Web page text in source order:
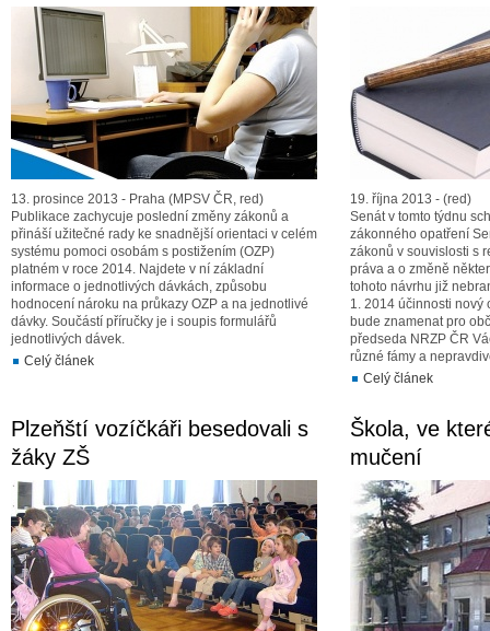
13. prosince 2013 - Praha (MPSV ČR, red)
Publikace zachycuje poslední změny zákonů a
přináší užitečné rady ke snadnější orientaci v celém
systému pomoci osobám s postižením (OZP)
platném v roce 2014. Najdete v ní základní
informace o jednotlivých dávkách, způsobu
hodnocení nároku na průkazy OZP a na jednotlivé
dávky. Součástí příručky je i soupis formulářů
jednotlivých dávek.
Celý článek
19. října 2013 - (red)
Senát v tomto týdnu
zákonného opatření
zákonů v souvislosti s
práva a o změně
tohoto návrhu již
1. 2014 účinnosti nový
bude znamenat pro
předseda NRZP ČR
různé fámy a
Celý článek
Plzeňští vozíčkáři besedovali s
žáky ZŠ
Škola, ve
mučení